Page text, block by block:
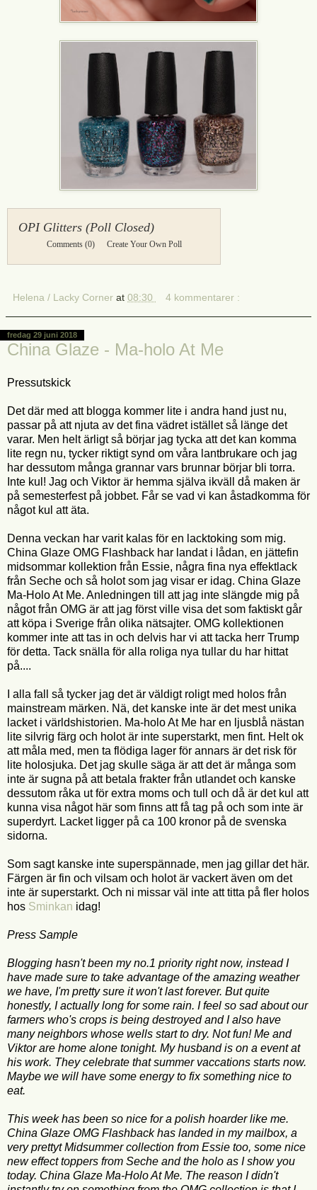
OPI Glitters (Poll Closed)
Comments (0) Create Your Own Poll
Helena / Lacky Corner at 08:30 4 kommentarer :
fredag 29 juni 2018
China Glaze - Ma-holo At Me
Pressutskick
Det där med att blogga kommer lite i andra hand just nu,
passar på att njuta av det fina vädret istället så länge det
varar. Men helt ärligt så börjar jag tycka att det kan komma
lite regn nu, tycker riktigt synd om våra lantbrukare och jag
har dessutom många grannar vars brunnar börjar bli torra.
Inte kul! Jag och Viktor är hemma själva ikväll då maken är
på semesterfest på jobbet. Får se vad vi kan åstadkomma för
något kul att äta.
Denna veckan har varit kalas för en lacktoking som mig.
China Glaze OMG Flashback har landat i lådan, en jättefin
midsommar kollektion från Essie, några fina nya effektlack
från Seche och så holot som jag visar er idag. China Glaze
Ma-Holo At Me. Anledningen till att jag inte slängde mig på
något från OMG är att jag först ville visa det som faktiskt går
att köpa i Sverige från olika nätsajter. OMG kollektionen
kommer inte att tas in och delvis har vi att tacka herr Trump
för detta. Tack snälla för alla roliga nya tullar du har hittat
på....
I alla fall så tycker jag det är väldigt roligt med holos från
mainstream märken. Nä, det kanske inte är det mest unika
lacket i världshistorien. Ma-holo At Me har en ljusblå nästan
lite silvrig färg och holot är inte superstarkt, men fint. Helt ok
att måla med, men ta flödiga lager för annars är det risk för
lite holosjuka. Det jag skulle säga är att det är många som
inte är sugna på att betala frakter från utlandet och kanske
dessutom råka ut för extra moms och tull och då är det kul att
kunna visa något här som finns att få tag på och som inte är
superdyrt. Lacket ligger på ca 100 kronor på de svenska
sidorna.
Som sagt kanske inte superspännade, men jag gillar det här.
Färgen är fin och vilsam och holot är vackert även om det
inte är superstarkt. Och ni missar väl inte att titta på fler holos
hos Sminkan idag!
Press Sample
Blogging hasn't been my no.1 priority right now, instead I
have made sure to take advantage of the amazing weather
we have, I'm pretty sure it won't last forever. But quite
honestly, I actually long for some rain. I feel so sad about our
farmers who's crops is being destroyed and I also have
many neighbors whose wells start to dry. Not fun! Me and
Viktor are home alone tonight. My husband is on a event at
his work. They celebrate that summer vaccations starts now.
Maybe we will have some energy to fix something nice to
eat.
This week has been so nice for a polish hoarder like me.
China Glaze OMG Flashback has landed in my mailbox, a
very prettyt Midsummer collection from Essie too, some nice
new effect toppers from Seche and the holo as I show you
today. China Glaze Ma-Holo At Me. The reason I didn't